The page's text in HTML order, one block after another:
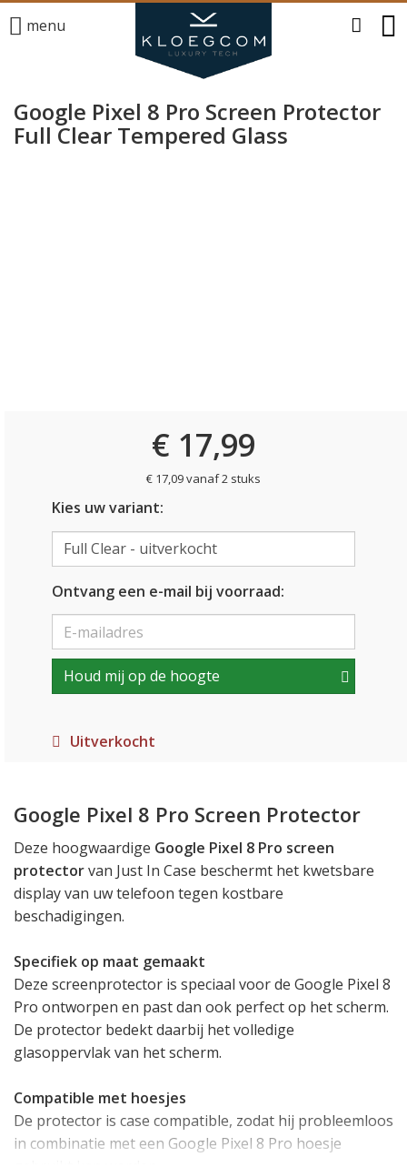
menu
Google Pixel 8 Pro Screen Protector
Full Clear Tempered Glass
€ 17,99
€ 17,09 vanaf 2 stuks
Kies uw variant:
Ontvang een e-mail bij voorraad:
Houd mij op de hoogte
Uitverkocht
Google Pixel 8 Pro Screen Protector
Deze hoogwaardige Google Pixel 8 Pro screen
protectorvan Just In Case beschermt het kwetsbare
display van uw telefoon tegen kostbare
beschadigingen.
Specifiek op maat gemaakt
Deze screenprotector is speciaal voor de Google Pixel 8
Pro ontworpen en past dan ook perfect op het scherm.
De protector bedekt daarbij het volledige
glasoppervlak van het scherm.
Compatible met hoesjes
De protector is case compatible, zodat hij probleemloos
in combinatie met een Google Pixel 8 Pro hoesje